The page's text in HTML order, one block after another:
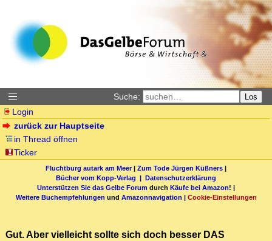
Suche: Los
Login
zurück zur Hauptseite
in Thread öffnen
Ticker
Fluchtburg autark am Meer| Zum Tode Jürgen Küßners |
Bücher vom Kopp-Verlag | Datenschutzerklärung
Unterstützen Sie das Gelbe Forum durch Käufe bei Amazon! |
Weitere Buchempfehlungen und Amazonnavigation | Cookie-Einstellungen
Gut. Aber vielleicht sollte sich doch besser DAS